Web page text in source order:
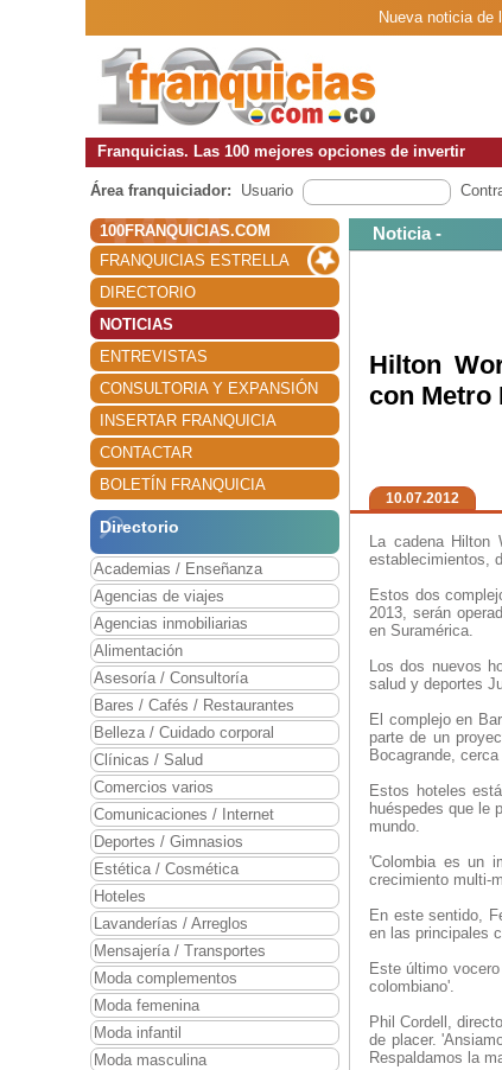
Nueva noticia de
Franquicias. Las 100 mejores opciones de invertir
Área franquiciador: Usuario
100FRANQUICIAS.COM
FRANQUICIAS ESTRELLA
DIRECTORIO
NOTICIAS
ENTREVISTAS
CONSULTORIA Y EXPANSIÓN
INSERTAR FRANQUICIA
CONTACTAR
BOLETÍN FRANQUICIA
Directorio
Academias / Enseñanza
Agencias de viajes
Agencias inmobiliarias
Alimentación
Asesoría / Consultoría
Bares / Cafés / Restaurantes
Belleza / Cuidado corporal
Clínicas / Salud
Comercios varios
Comunicaciones / Internet
Deportes / Gimnasios
Estética / Cosmética
Hoteles
Lavanderías / Arreglos
Mensajería / Transportes
Moda complementos
Moda femenina
Moda infantil
Moda masculina
Noticia -
Hilton
con Metro
10.07.2012
La cadena Hilton
establecimientos,
Estos dos
2013, serán
en Suramérica.
Los dos nuevos
salud y deportes
El complejo en
parte de un
Bocagrande,
Estos hoteles
huéspedes que le
mundo.
'Colombia es un
crecimiento multi-
En este sentido,
en las principales
Este último
colombiano'.
Phil Cordell,
de placer.
Respaldamos la